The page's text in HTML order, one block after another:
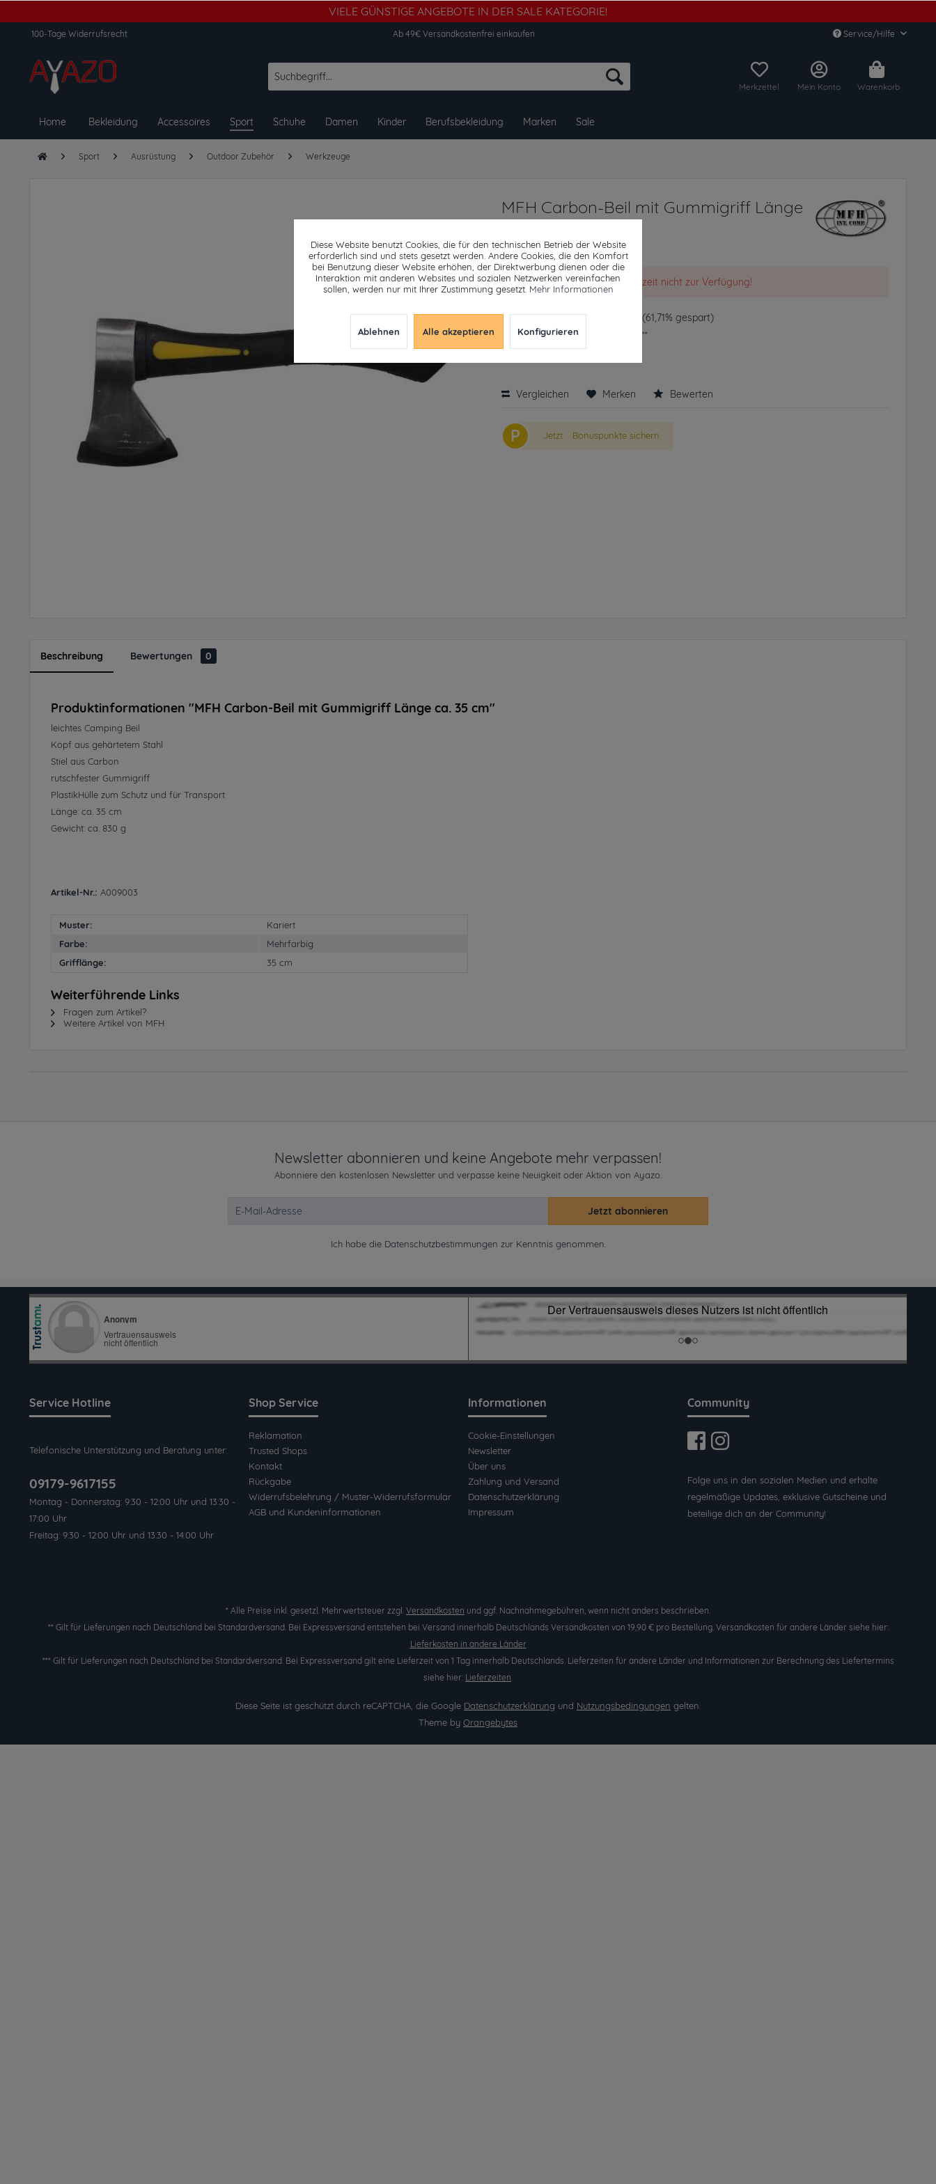
VIELE GÜNSTIGE ANGEBOTE IN DER SALE KATEGORIE!
100-Tage Widerrufsrecht Ab 49€ Versandkostenfrei einkaufen Service/Hilfe
Merkzettel Mein Konto Warenkorb
Home Bekleidung Accessoires Sport Schuhe Damen Kinder Berufsbekleidung Marken Sale
Sport Ausrüstung Outdoor Zubehör Werkzeuge
MFH Carbon-Beil mit Gummigriff Länge
Dieser Artikel steht derzeit nicht zur Verfügung!
9,99 € * (61,71% gespart)
inkl. MwSt.ab 49€ versandkostenfrei**
Derzeit leider nicht lieferbar
Vergleichen Merken Bewerten
P Jetzt Bonuspunkte sichern
Beschreibung Bewertungen 0
Produktinformationen "MFH Carbon-Beil mit Gummigriff Länge ca. 35 cm"
leichtes Camping Beil
Kopf aus gehärtetem Stahl
Stiel aus Carbon
rutschfester Gummigriff
PlastikHülle zum Schutz und für Transport
Länge: ca. 35 cm
Gewicht: ca. 830 g
Artikel-Nr.: A009003
Muster:
Kariert
Farbe:
Mehrfarbig
Grifflänge:
35 cm
Weiterführende Links
Fragen zum Artikel?
Weitere Artikel von MFH
Newsletter abonnieren und keine Angebote mehr verpassen!
Abonniere den kostenlosen Newsletter und verpasse keine Neuigkeit oder Aktion von Ayazo.
Jetzt abonnieren
Ich habe die Datenschutzbestimmungen zur Kenntnis genommen.
Service Hotline
Telefonische Unterstützung und Beratung unter:
09179-9617155
Montag - Donnerstag: 9:30 - 12:00 Uhr und 13:30 -
17:00 Uhr
Freitag: 9:30 - 12:00 Uhr und 13:30 - 14:00 Uhr
Shop Service
Reklamation
Trusted Shops
Kontakt
Rückgabe
Widerrufsbelehrung / Muster-Widerrufsformular
AGB und Kundeninformationen
Informationen
Cookie-Einstellungen
Newsletter
Über uns
Zahlung und Versand
Datenschutzerklärung
Impressum
Community
Folge uns in den sozialen Medien und erhalte
regelmäßige Updates, exklusive Gutscheine und
beteilige dich an der Community!
* Alle Preise inkl. gesetzl. Mehrwertsteuer zzgl. Versandkosten und ggf. Nachnahmegebühren, wenn nicht anders beschrieben.
** Gilt für Lieferungen nach Deutschland bei Standardversand. Bei Expressversand entstehen bei Versand innerhalb Deutschlands Versandkosten von 19,90 € pro Bestellung. Versandkosten für andere Länder siehe hier:
Lieferkosten in andere Länder
*** Gilt für Lieferungen nach Deutschland bei Standardversand. Bei Expressversand gilt eine Lieferzeit von 1 Tag innerhalb Deutschlands. Lieferzeiten für andere Länder und Informationen zur Berechnung des Liefertermins
siehe hier: Lieferzeiten.
Diese Seite ist geschützt durch reCAPTCHA, die Google Datenschutzerklärung und Nutzungsbedingungen gelten.
Theme by Orangebytes
Diese Website benutzt Cookies, die für den technischen Betrieb der Website
erforderlich sind und stets gesetzt werden. Andere Cookies, die den Komfort
bei Benutzung dieser Website erhöhen, der Direktwerbung dienen oder die
Interaktion mit anderen Websites und sozialen Netzwerken vereinfachen
sollen, werden nur mit Ihrer Zustimmung gesetzt. Mehr Informationen
Ablehnen Alle akzeptieren Konfigurieren